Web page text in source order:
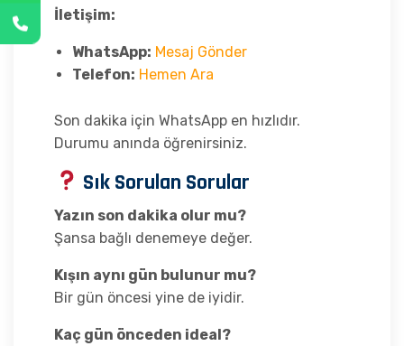
İletişim:
WhatsApp: Mesaj Gönder
Telefon: Hemen Ara
Son dakika için WhatsApp en hızlıdır.
Durumu anında öğrenirsiniz.
Sık Sorulan Sorular
Yazın son dakika olur mu?
Şansa bağlı denemeye değer.
Kışın aynı gün bulunur mu?
Bir gün öncesi yine de iyidir.
Kaç gün önceden ideal?